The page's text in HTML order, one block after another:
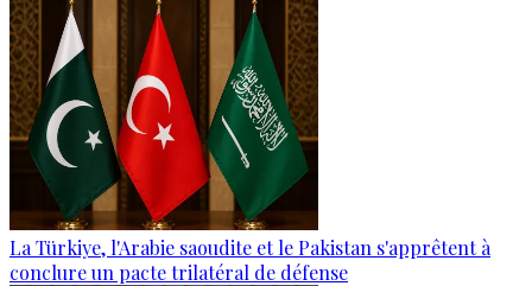
La Türkiye, l'Arabie saoudite et le Pakistan s'apprêtent à
conclure un pacte trilatéral de défense